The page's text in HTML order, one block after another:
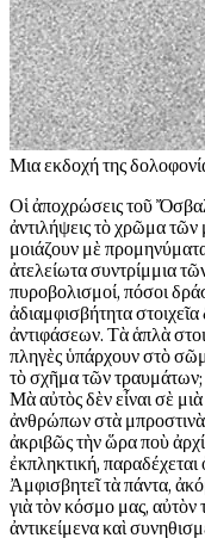
Μια εκδοχή της
Οἱ ἀποχρώσεις τοῦ
ἀντιλήψεις τὸ χρῶμα
μοιάζουν μὲ
ἀτελείωτα συντρίμμια
πυροβολισμοί, πόσοι
ἀδιαμφισβήτητα
ἀντιφάσεων. Τὰ ἁπλὰ
πληγὲς ὑπάρχουν στὸ
τὸ σχῆμα τῶν
Μὰ αὐτὸς δὲν εἶναι σὲ
ἀνθρώπων στὰ
ἀκριβῶς τὴν ὥρα ποὺ
ἐκπληκτική,
Ἀμφισβητεῖ τὰ πάντα,
γιὰ τὸν κόσμο μας,
ἀντικείμενα καὶ